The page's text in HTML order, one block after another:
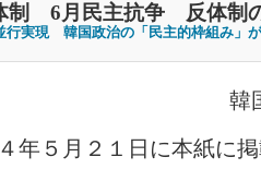
制 6月民主抗争 反体制
行実現 韓国政治の「民主的枠組み」
韓
年５月２１日に本紙に